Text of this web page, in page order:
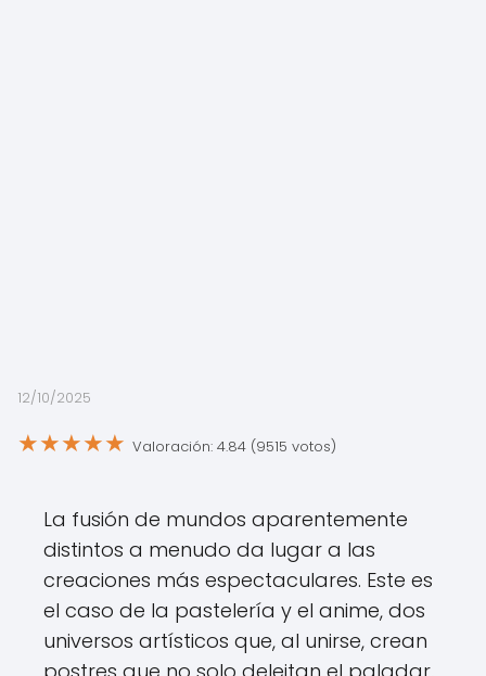
12/10/2025
★★★★★ Valoración: 4.84 (9515 votos)
La fusión de mundos aparentemente
distintos a menudo da lugar a las
creaciones más espectaculares. Este es
el caso de la pastelería y el anime, dos
universos artísticos que, al unirse, crean